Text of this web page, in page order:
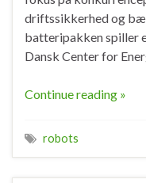
driftssikkerhed og
batteripakken spiller
Dansk Center for
Continue reading »
robots